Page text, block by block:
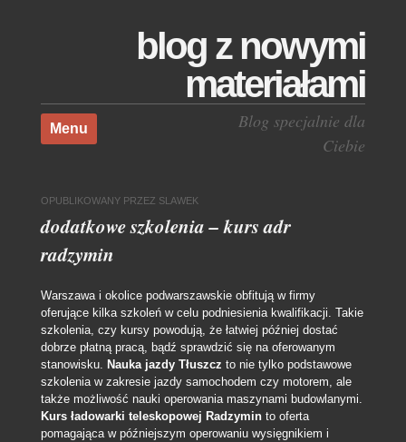
blog z nowymi
materiałami
Blog specjalnie dla
Ciebie
Menu
Skocz do treści
OPUBLIKOWANY PRZEZ SLAWEK
dodatkowe szkolenia – kurs adr
radzymin
Warszawa i okolice podwarszawskie obfitują w firmy
oferujące kilka szkoleń w celu podniesienia kwalifikacji. Takie
szkolenia, czy kursy powodują, że łatwiej później dostać
dobrze płatną pracą, bądź sprawdzić się na oferowanym
stanowisku. Nauka jazdy Tłuszcz to nie tylko podstawowe
szkolenia w zakresie jazdy samochodem czy motorem, ale
także możliwość nauki operowania maszynami budowlanymi.
Kurs ładowarki teleskopowej Radzyminto oferta
pomagająca w późniejszym operowaniu wysięgnikiem i